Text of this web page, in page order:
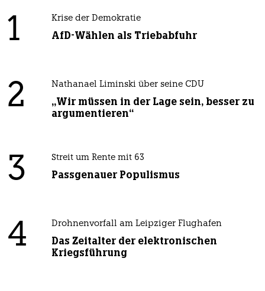
1 Krise der Demokratie
AfD-Wählen als Triebabfuhr
2 Nathanael Liminski über seine CDU
„Wir müssen in der Lage sein, besser zu
argumentieren“
3 Streit um Rente mit 63
Passgenauer Populismus
4 Drohnenvorfall am Leipziger Flughafen
Das Zeitalter der elektronischen
Kriegsführung